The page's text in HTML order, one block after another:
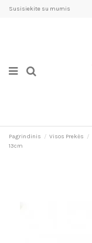
Susisiekite su mumis
Pagrindinis Visos Prekės
13cm